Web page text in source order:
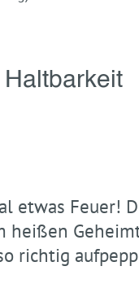
etwas Feuer!
heißen
richtig